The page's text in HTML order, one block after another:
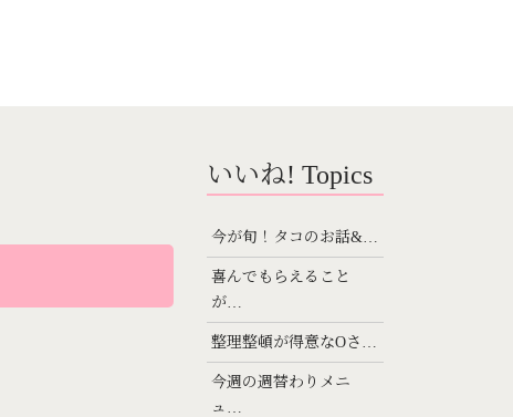
いいね! Topics
今が旬！タコのお話&…
喜んでもらえること
が…
整理整頓が得意なOさ…
今週の週替わりメニ
ュ…